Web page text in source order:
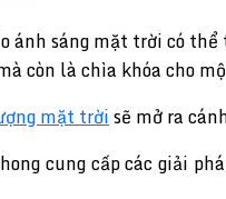
ánh sáng mặt trời có
còn là chìa khóa cho
mặt trờisẽ mở ra
cung cấp các giải